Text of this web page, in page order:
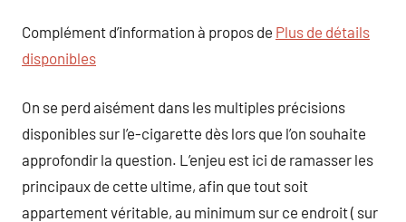
Complément d’information à propos de Plus de détails
disponibles
On se perd aisément dans les multiples précisions
disponibles sur l’e-cigarette dès lors que l’on souhaite
approfondir la question. L’enjeu est ici de ramasser les
principaux de cette ultime, afin que tout soit
appartement véritable, au minimum sur ce endroit ( sur